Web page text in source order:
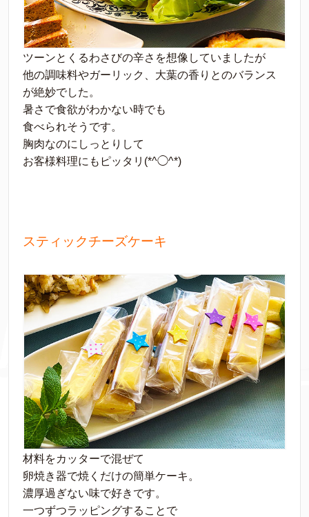
ツーンとくるわさびの辛さを想像していましたが
他の調味料やガーリック、大葉の香りとのバランス
が絶妙でした。
暑さで食欲がわかない時でも
食べられそうです。
胸肉なのにしっとりして
お客様料理にもピッタリ(*^◯^*)
スティックチーズケーキ
材料をカッターで混ぜて
卵焼き器で焼くだけの簡単ケーキ。
濃厚過ぎない味で好きです。
一つずつラッピングすることで